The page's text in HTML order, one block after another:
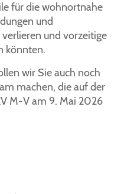
für die wohnortnahe
und
und vorzeitige
könnten.
wir Sie auch noch
machen, die auf der
M-V am 9. Mai 2026